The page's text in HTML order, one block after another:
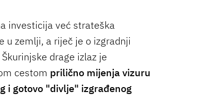
investicija već strateška
u zemlji, a riječ je o izgradnji
drage izlaz je
cestom prilično mijenja vizuru
i gotovo "divlje" izgrađenog